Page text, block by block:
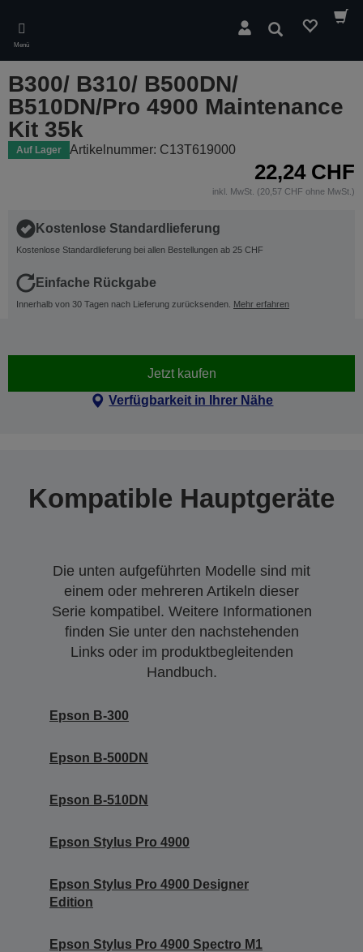
main
content
Menü
Suchen
B300/ B310/ B500DN/
B510DN/Pro 4900 Maintenance
Kit 35k
Auf Lager Artikelnummer: C13T619000
22,24 CHF
inkl. MwSt. (20,57 CHF ohne MwSt.)
Kostenlose Standardlieferung
Kostenlose Standardlieferung bei allen Bestellungen ab 25 CHF
Einfache Rückgabe
Innerhalb von 30 Tagen nach Lieferung zurücksenden. Mehr erfahren
Jetzt kaufen
Verfügbarkeit in Ihrer Nähe
Kompatible Hauptgeräte
Die unten aufgeführten Modelle sind mit
einem oder mehreren Artikeln dieser
Serie kompatibel. Weitere Informationen
finden Sie unter den nachstehenden
Links oder im produktbegleitenden
Handbuch.
Epson B-300
Epson B-500DN
Epson B-510DN
Epson Stylus Pro 4900
Epson Stylus Pro 4900 Designer
Edition
Epson Stylus Pro 4900 Spectro M1